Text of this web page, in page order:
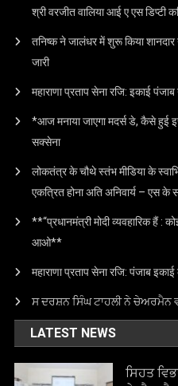
श्री वरजीत वालिया आई ए एस डिप्टी
तनिष्क ने जालंधर में शुरू किया शानदार
जारी
महाराणा प्रताप सेना रजि: इकाई
*आज मनाया जाएगा मदर्स डे, कैसे
सक्सेना
लोकतंत्र के चौथे स्तंभ मीडिया के
एकत्रित होना अति अनिवार्य – एस के
**“प्रधानमंत्री मोदी व्यवहारिक हैं :
आओ**
महाराणा प्रताप सेना रजि: पंजाब
ਸ ਦਰਸ਼ਨ ਸਿੰਘ ਟਾਹਲੀ ਨੇ
LATEST NEWS
ਸਿਹਤ